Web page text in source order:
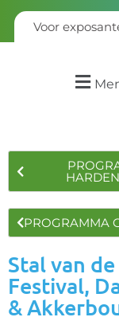
Voor
PROGRAMMA
Stal van
Festival,
&